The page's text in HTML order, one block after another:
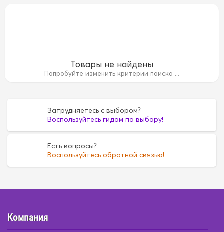
Дерево ЗамшаЗамша
велюр велюр+экокожа
Товары не найдены
Попробуйте изменить критерии поиска ...
Затрудняетесь с выбором?
Воспользуйтесь гидом по выбору!
Есть вопросы?
Воспользуйтесь обратной связью!
Компания